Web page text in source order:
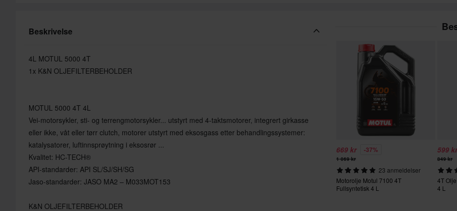
Beskrivelse
4L MOTUL 5000 4T
1x K&N OLJEFILTERBEHOLDER
MOTUL 5000 4T 4L
Vei-motorsykler, sti- og terrengmotorsykler... utstyrt med 4-taktsmotorer, integrert girkasse
eller ikke, våt eller tørr clutch, motorer utstyrt med eksosgass etter behandlingssystemer:
katalysatorer, luftinnsprøytning i eksosrør ...
Kvalitet: HC-TECH®
API-standarder: API SL/SJ/SH/SG
Jaso-standarder: JASO MA2 – M033MOT153
K&N OLJEFILTERBEHOLDER
669 kr -37%
1 069 kr
23 anmeldelser
Motorolje Motul 7100 4T
Fullsyntetisk 4 L
599
849 kr
4T
4 L